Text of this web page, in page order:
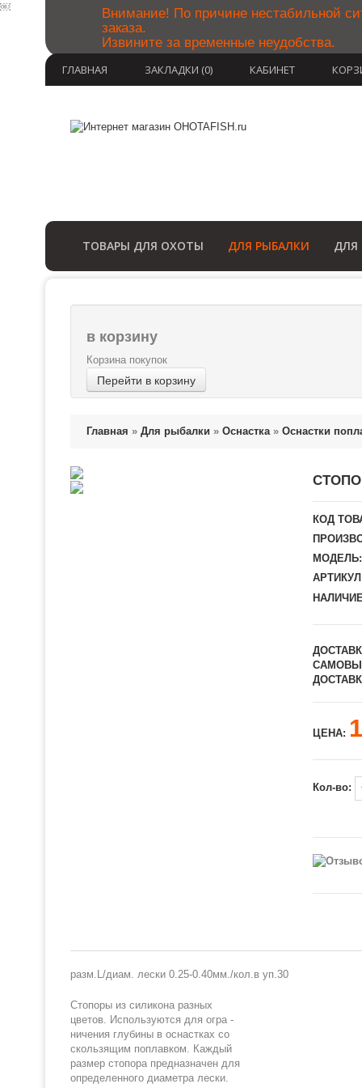
￼
Внимание! По причине нестабильной
заказа.
Извините за временные неудобства.
ГЛАВНАЯ ЗАКЛАДКИ (0) КАБИНЕТ
ТОВАРЫ ДЛЯ ОХОТЫ ДЛЯ РЫБАЛКИ ДЛЯ
в корзину
Корзина покупок
Перейти в корзину
Главная » Для рыбалки » Оснастка» Оснастки
КОД
МОДЕЛЬ:
ЦЕНА:
Кол-во:
разм.L/диам. лески 0.25-0.40мм./кол.в уп.30
Стопоры из силикона разных
цветов. Используются для огра -
ничения глубины в оснастках со
скользящим поплавком. Каждый
размер стопора предназначен для
определенного диаметра лески.